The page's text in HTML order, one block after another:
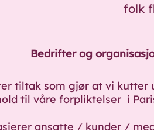
folk
Bedrifter og
tiltak som gjør at vi kutter
til våre forpliktelser i
ansatte / kunder /